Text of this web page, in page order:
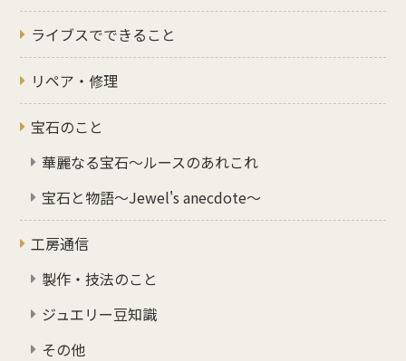
ライブスでできること
リペア・修理
宝石のこと
華麗なる宝石～ルースのあれこれ
宝石と物語～Jewel's anecdote～
工房通信
製作・技法のこと
ジュエリー豆知識
その他